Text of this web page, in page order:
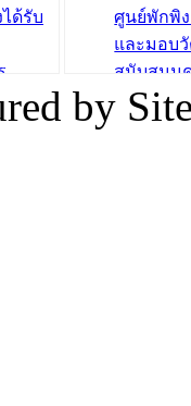
ด้รับ
ร
ศูนย์พักพิ
และมอบ
สนับสนุน
ภัยน้ำท่วม
ภาพบรร
by